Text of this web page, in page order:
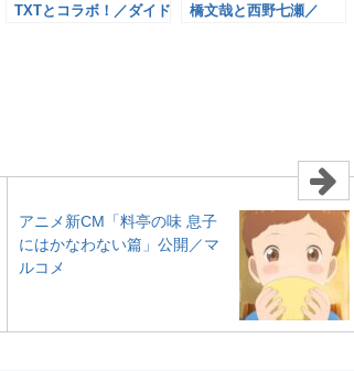
TXTとコラボ！／ダイド
橋文哉と西野七瀬／
アニメ新CM「料亭の味 息子
にはかなわない篇」公開／マ
ルコメ